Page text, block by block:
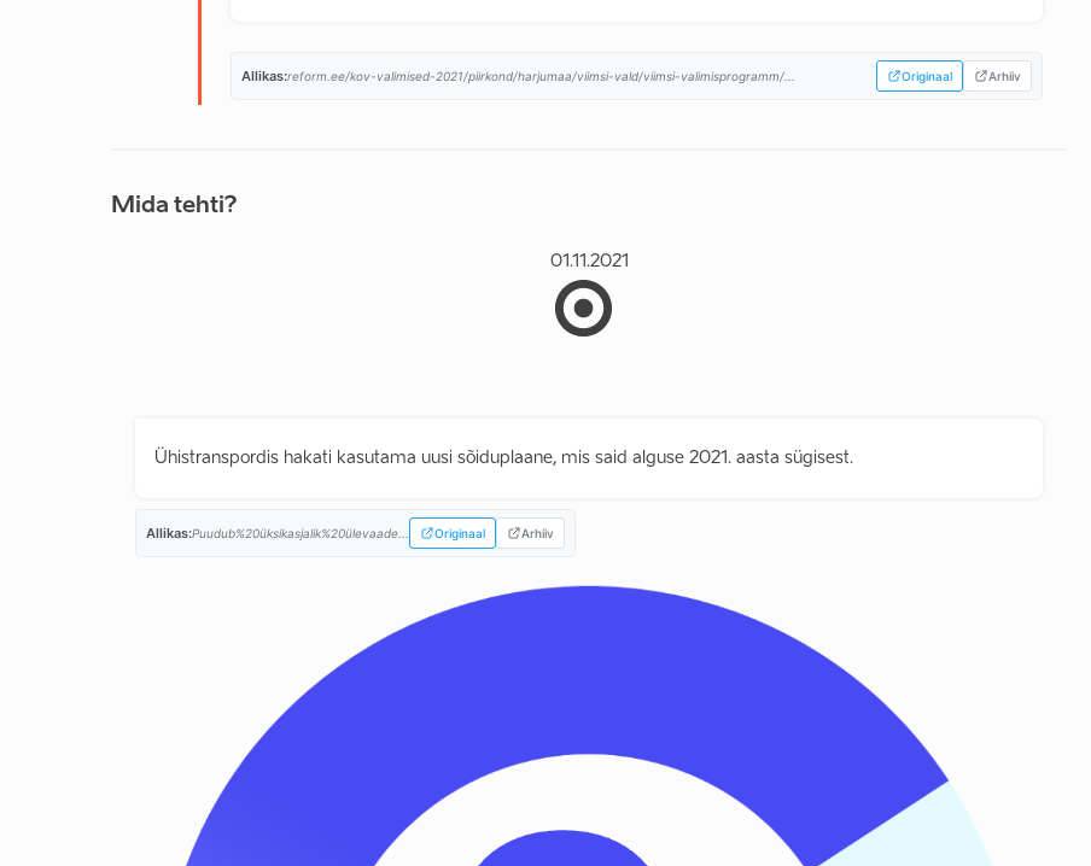
Allikas:reform.ee/kov-valimised-2021/piirkond/harjumaa/viimsi-vald/viimsi-valimisprogramm/... Originaal Arhiiv
Mida tehti?
01.11.2021
Ühistranspordis hakati kasutama uusi sõiduplaane, mis said alguse 2021. aasta sügisest.
Allikas:Puudub%20üksikasjalik%20ülevaade... Originaal Arhiiv